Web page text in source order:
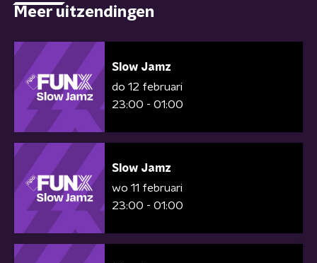
Meer uitzendingen
Slow Jamz
do 12 februari
23:00 - 01:00
Slow Jamz
wo 11 februari
23:00 - 01:00